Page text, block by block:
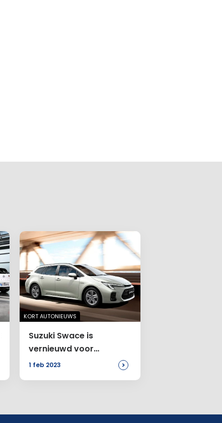
KORT AUTONIEUWS
Suzuki Swace is
vernieuwd voor
modeljaar
1 feb 2023 >